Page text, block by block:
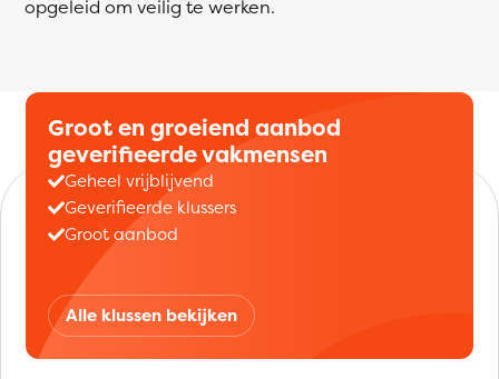
opgeleid om veilig te werken.
Groot en groeiend aanbod
geverifieerde vakmensen
Geheel vrijblijvend
Geverifieerde klussers
Groot aanbod
Alle klussen bekijken